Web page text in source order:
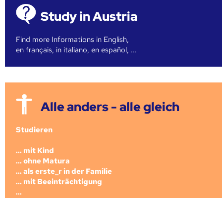
Study in Austria
Find more Informations in English,
en français, in italiano, en español, ...
Alle anders - alle gleich
Studieren
... mit Kind
... ohne Matura
... als erste_r in der Familie
... mit Beeinträchtigung
...